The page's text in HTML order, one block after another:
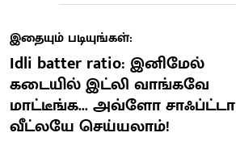
இதையும் படியுங்கள்:
Idli batter ratio: இனிமேல்
கடையில் இட்லி வாங்கவே
மாட்டீங்க... அவ்ளோ சாஃப்ட்டா
வீட்லயே செய்யலாம்!